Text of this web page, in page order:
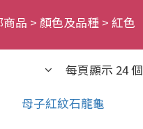
商品 > 顏色及品種 > 紅色
每頁顯示 24 個